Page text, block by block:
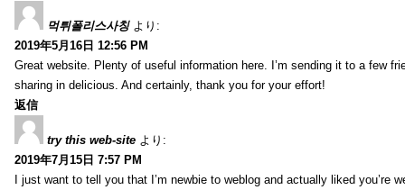
먹튀폴리스사칭 より:
2019年5月16日 12:56 PM
Great website. Plenty of useful information here. I’m sending it to a few
sharing in delicious. And certainly, thank you for your effort!
返信
try this web-site より:
2019年7月15日 7:57 PM
I just want to tell you that I’m newbie to weblog and actually liked you’re